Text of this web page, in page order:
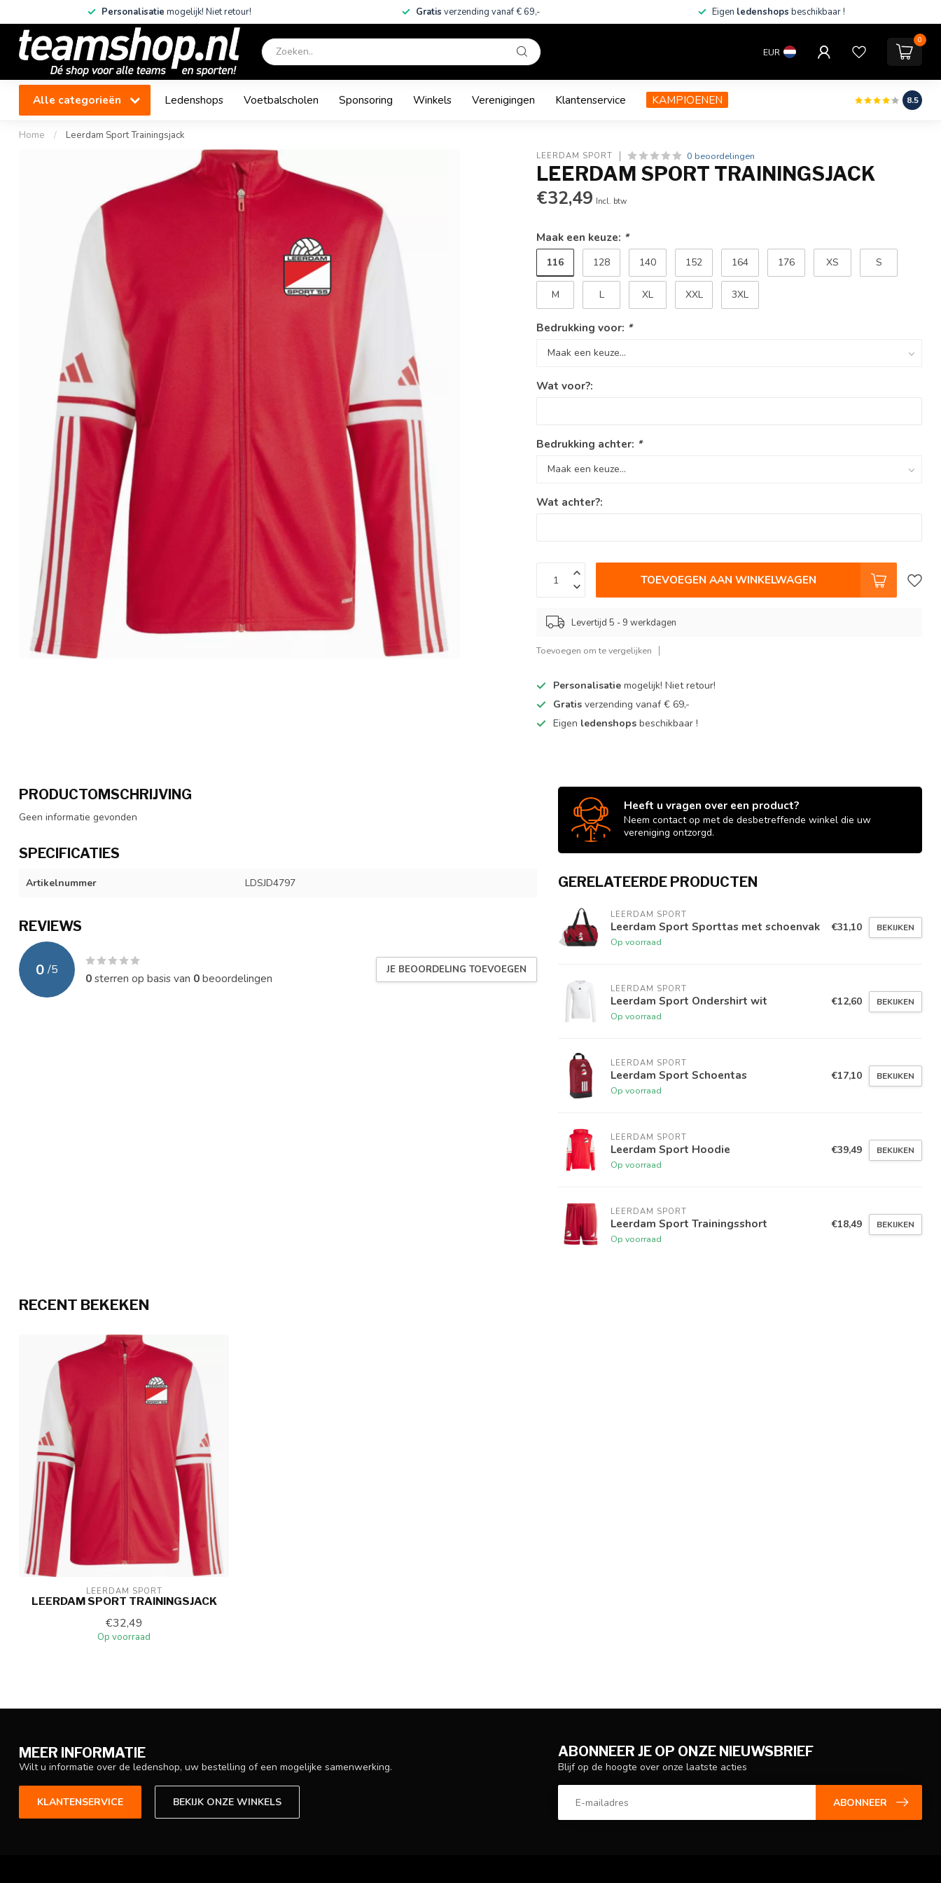
Personalisatie mogelijk! Niet retour! Gratis verzending vanaf € 69,- Eigen ledenshops beschikbaar !
EUR
0
Alle categorieën Ledenshops Voetbalscholen Sponsoring Winkels Verenigingen Klantenservice KAMPIOENEN 8.5
Home / Leerdam Sport Trainingsjack
LEERDAM SPORT 0 beoordelingen
LEERDAM SPORT TRAININGSJACK
€32,49 Incl. btw
Maak een keuze: *
116 128 140 152 164 176 XS S
M L XL XXL 3XL
Bedrukking voor: *
Wat voor?:
Bedrukking achter: *
Wat achter?:
TOEVOEGEN AAN WINKELWAGEN
Levertijd 5 - 9 werkdagen
Toevoegen om te vergelijken
Personalisatie mogelijk! Niet retour!
Gratisverzending vanaf € 69,-
Eigen ledenshopsbeschikbaar !
PRODUCTOMSCHRIJVING
Geen informatie gevonden
SPECIFICATIES
Artikelnummer LDSJD4797
REVIEWS
0 /5
0sterren op basis van 0beoordelingen
JE BEOORDELING TOEVOEGEN
Heeft u vragen over een product?
Neem contact op met de desbetreffende winkel die uw
vereniging ontzorgd.
GERELATEERDE PRODUCTEN
LEERDAM SPORT
Leerdam Sport Sporttas met schoenvak
Op voorraad
€31,10 BEKIJKEN
LEERDAM SPORT
Leerdam Sport Ondershirt wit
Op voorraad
€12,60 BEKIJKEN
LEERDAM SPORT
Leerdam Sport Schoentas
Op voorraad
€17,10 BEKIJKEN
LEERDAM SPORT
Leerdam Sport Hoodie
Op voorraad
€39,49 BEKIJKEN
LEERDAM SPORT
Leerdam Sport Trainingsshort
Op voorraad
€18,49 BEKIJKEN
RECENT BEKEKEN
LEERDAM SPORT
LEERDAM SPORT TRAININGSJACK
€32,49
Op voorraad
MEER INFORMATIE
Wilt u informatie over de ledenshop, uw bestelling of een mogelijke samenwerking.
KLANTENSERVICE BEKIJK ONZE WINKELS
ABONNEER JE OP ONZE NIEUWSBRIEF
Blijf op de hoogte over onze laatste acties
ABONNEER